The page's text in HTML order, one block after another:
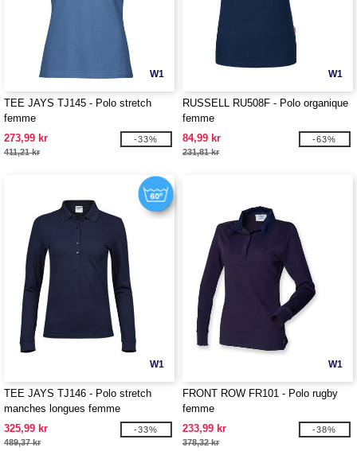
W1
TEE JAYS TJ145 - Polo stretch
femme
273,99 kr
411,21 kr
-33%
W1
RUSSELL RU508F - Polo organique
femme
84,99 kr
231,81 kr
-63%
W1
TEE JAYS TJ146 - Polo stretch
manches longues femme
325,99 kr
489,37 kr
-33%
W1
FRONT ROW FR101 - Polo rugby
femme
233,99 kr
378,32 kr
-38%